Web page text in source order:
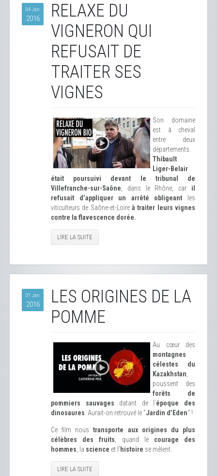
04 Jan
2016
RELAXE DU
VIGNERON QUI
REFUSAIT DE
TRAITER SES
VIGNES
Son domaine
est à cheval
entre deux
départements.
Thibault
Liger-Belair
était poursuivi devant le tribunal de
Villefranche-sur-Saône , dans le Rhône, car il
refusait d’appliquer un arrêté obligeant les
viticulteurs de Saône-et-Loire à traiter leurs vignes
contre la flavescence dorée.
LIRE LA SUITE
01 Jan
2016
LES ORIGINES DE LA
POMME
Au cœur des
montagnes
célestes du
Kazakhstan
poussent des
forêts de
pommiers sauvages datant de l’époque des
dinosaures . Aurait-on retrouvé le "Jardin d’Eden" !
Ce film nous transporte aux origines du plus
célèbres des fruits , quand le courage des
hommes , la science et l’ histoire se mêlent.
LIRE LA SUITE